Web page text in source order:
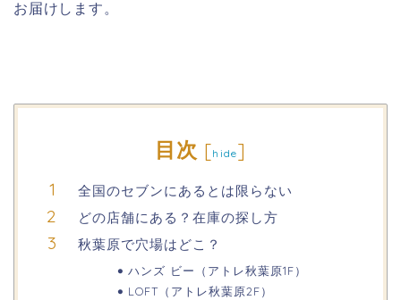
お届けします。
目次 [hide]
全国のセブンにあるとは限らない
どの店舗にある？在庫の探し方
秋葉原で穴場はどこ？
ハンズ ビー（アトレ秋葉原1F）
LOFT（アトレ秋葉原2F）